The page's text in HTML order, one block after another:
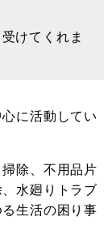
けてくれま
に活動してい
除、不用品片
水廻りトラブ
生活の困り事